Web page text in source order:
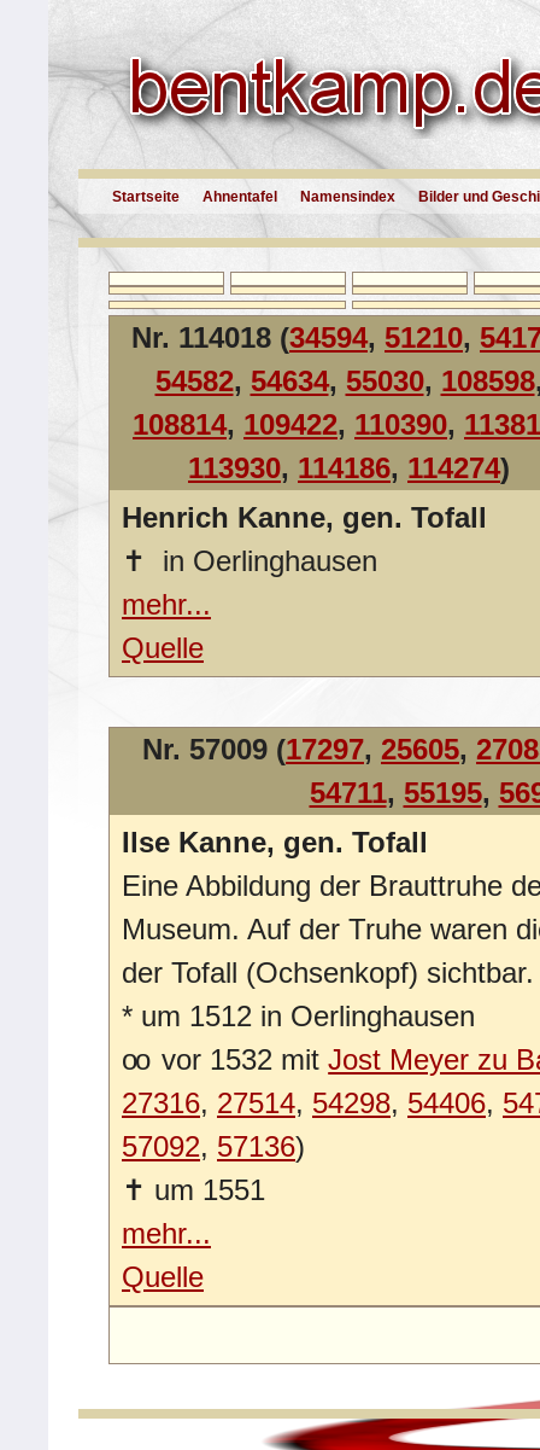
Startseite Ahnentafel Namensindex Bilder und
Nr. 114018 (34594, 51210,
54582, 54634, 55030, 108598
108814, 109422, 110390,
113930, 114186, 114274)
Henrich Kanne, gen. Tofall
✝
in Oerlinghausen
mehr...
Quelle
Nr. 57009 (17297, 25605,
54711, 55195,
Ilse Kanne, gen. Tofall
Eine Abbildung der Brauttruhe
Museum. Auf der Truhe waren
der Tofall (Ochsenkopf) sichtbar.
* um 1512 in Oerlinghausen
oo vor 1532 mitJost Meyer zu
27316, 27514, 54298, 54406,
57092, 57136)
✝ um 1551
mehr...
Quelle